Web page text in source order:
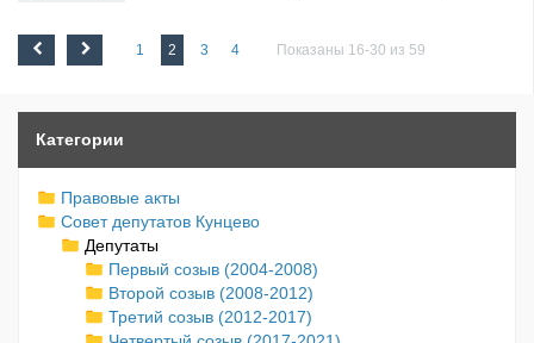
1 2 3 4 Показаны 16-30 из 59
Категории
Правовые акты
Совет депутатов Кунцево
Депутаты
Первый созыв (2004-2008)
Второй созыв (2008-2012)
Третий созыв (2012-2017)